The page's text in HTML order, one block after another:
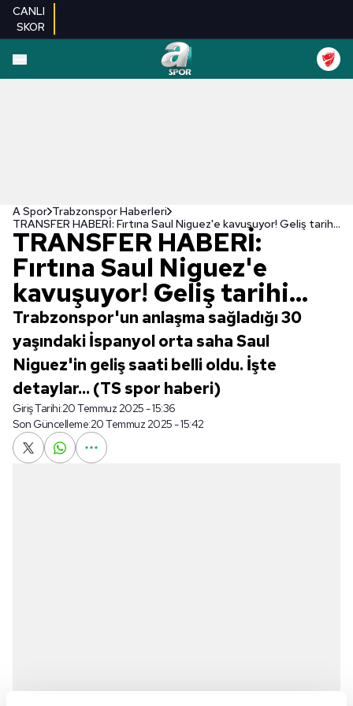
CANLI
SKOR
A Spor Trabzonspor Haberleri
TRANSFER HABERİ: Fırtına Saul Niguez'e kavuşuyor! Geliş tarihi...
TRANSFER HABERİ:
Fırtına Saul Niguez'e
kavuşuyor! Geliş tarihi...
Trabzonspor'un anlaşma sağladığı 30
yaşındaki İspanyol orta saha Saul
Niguez'in geliş saati belli oldu. İşte
detaylar... (TS spor haberi)
Giriş Tarihi:20 Temmuz 2025 - 15:36
Son Güncelleme:20 Temmuz 2025 - 15:42